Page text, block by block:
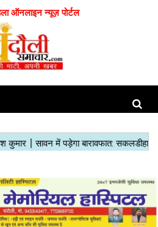
ऑनलाइन न्यूज़ पोर्टल